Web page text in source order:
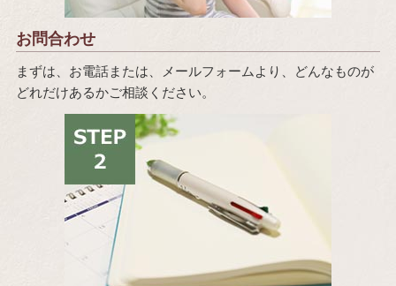
お問合わせ
まずは、お電話または、メールフォームより、どんなものが
どれだけあるかご相談ください。